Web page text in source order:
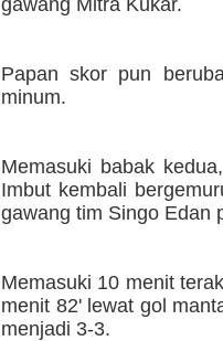
Papan skor pun
minum.
Memasuki babak
Imbut kembali
gawang tim Singo Edan
Memasuki 10 menit
menit 82' lewat gol
menjadi 3-3.